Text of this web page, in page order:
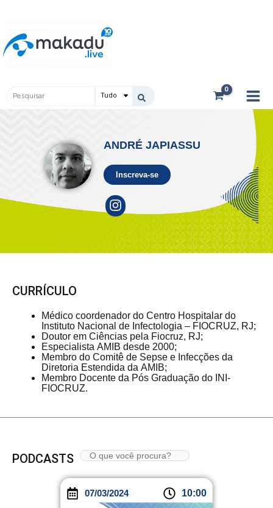
conteúdo
Pesquisar
ANDRÉ JAPIASSU
Inscreva-se
CURRÍCULO
Médico coordenador do Centro Hospitalar do
Instituto Nacional de Infectologia – FIOCRUZ, RJ;
Doutor em Ciências pela Fiocruz, RJ;
Especialista AMIB desde 2000;
Membro do Comitê de Sepse e Infecções da
Diretoria Estendida da AMIB;
Membro Docente da Pós Graduação do INI-
FIOCRUZ.
PODCASTS
07/03/2024 10:00